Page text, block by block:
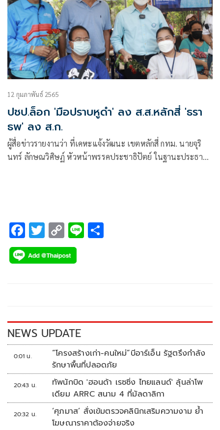
12 กุมภาพันธ์ 2565
ปชป.ล็อก 'มือปราบหูดำ' ลง ส.ส.หลักสี่ 'ธรา
ธพ' ลง ส.ก.
ผู้สื่อข่าวรายงานว่า ที่เคหะแจ้งวัฒนะ เขตหลักสี่ กทม. นายจุริ
นทร์ ลักษณวิศิษฏ์ หัวหน้าพรรคประชาธิปัตย์ ในฐานะประธาน
F
ac
e
k
T
wi
tt
C
o
p
k
Li
NEWS UPDATE
0:01 น.
“โครงสร้างเก่า-คนใหม่”บีอาร์เอ็น รัฐตรึงกำลัง
รักษาพื้นที่ปลอดภัย
20:43 น.
ทัพนักบิด 'ฮอนด้า เรซซิ่ง ไทยแลนด์' ลุ้นล่าโพ
เดียม ARRC สนาม 4 ที่มัลดาลิกา
20:32 น.
‘ศุภมาส’ สั่งเข้มตรวจคลินิกเสริมความงาม ย้ำ
โฆษณาราคาต้องจ่ายจริง